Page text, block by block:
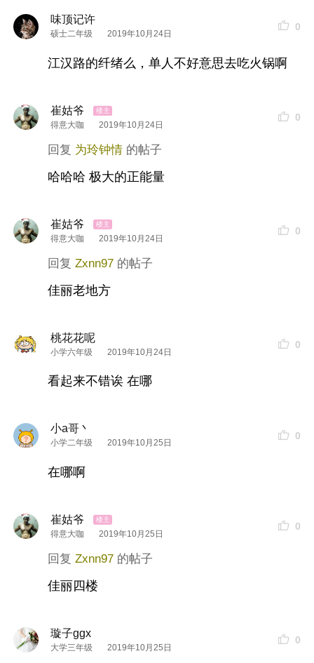
味顶记许
硕士二年级 2019年10月24日
0
江汉路的纤绪么，单人不好意思去吃火锅啊
崔姑爷
得意大咖 2019年10月24日
0
为玲钟情
哈哈哈 极大的正能量
崔姑爷
得意大咖 2019年10月24日
0
Zxnn97
佳丽老地方
桃花花呢
小学六年级 2019年10月24日
0
看起来不错诶 在哪
小a哥丶
小学二年级 2019年10月25日
0
在哪啊
崔姑爷
得意大咖 2019年10月25日
0
Zxnn97
佳丽四楼
璇子ggx
大学三年级 2019年10月25日
0